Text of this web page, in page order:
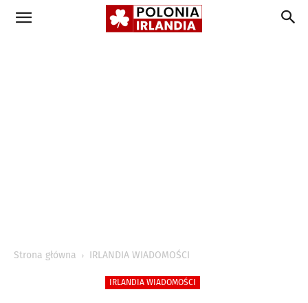
Strona główna IRLANDIA WIADOMOŚCI
IRLANDIA WIADOMOŚCI